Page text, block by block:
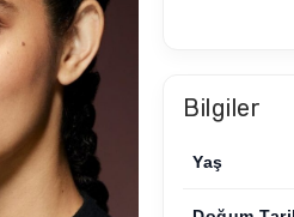
Bilgiler
Yaş